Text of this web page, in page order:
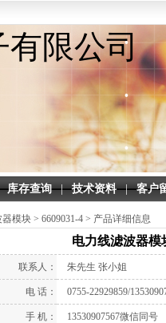
有限公司
库存查询|技术资料|客户
模块 > 6609031-4 > 产品详细信息
电力线滤波器模
联系人： 朱先生 张小姐
电 话： 0755-22929859/
手 机： 13530907567微信同号